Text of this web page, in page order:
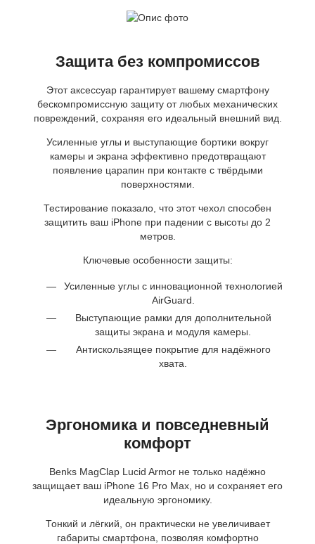
Защита без компромиссов
Этот аксессуар гарантирует вашему смартфону
бескомпромиссную защиту от любых механических
повреждений, сохраняя его идеальный внешний вид.
Усиленные углы и выступающие бортики вокруг
камеры и экрана эффективно предотвращают
появление царапин при контакте с твёрдыми
поверхностями.
Тестирование показало, что этот чехол способен
защитить ваш iPhone при падении с высоты до 2
метров.
Ключевые особенности защиты:
Усиленные углы с инновационной технологией
AirGuard.
Выступающие рамки для дополнительной
защиты экрана и модуля камеры.
Антискользящее покрытие для надёжного
хвата.
Эргономика и повседневный
комфорт
Benks MagClap Lucid Armor не только надёжно
защищает ваш iPhone 16 Pro Max, но и сохраняет его
идеальную эргономику.
Тонкий и лёгкий, он практически не увеличивает
габариты смартфона, позволяя комфортно